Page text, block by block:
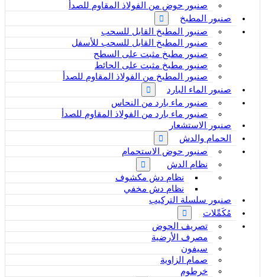
صنبور حوض من الفولاذ المقاوم للصدأ
صنبور المطبخ
صنبور المطبخ القابل للسحب
صنبور المطبخ القابل للسحب للأسفل
صنبور مطبخ مثبت على السطح
صنبور مطبخ مثبت على الحائط
صنبور المطبخ من الفولاذ المقاوم للصدأ
صنبور الماء البارد
صنبور ماء بارد من النحاس
صنبور ماء بارد من الفولاذ المقاوم للصدأ
صنبور الاستشعار
الحمام والدش
صنبور حوض الاستحمام
نظام الدش
نظام دش مكشوف
نظام دش مخفي
صنبور سلسلة التركيب
مُكَمِّلات
تصريف الحوض
مصرف الأرضية
سيفون
صمام الزاوية
خرطوم